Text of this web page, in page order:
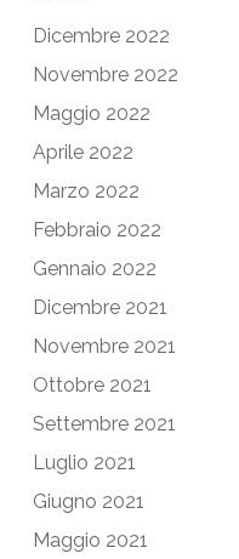
Dicembre 2022
Novembre 2022
Maggio 2022
Aprile 2022
Marzo 2022
Febbraio 2022
Gennaio 2022
Dicembre 2021
Novembre 2021
Ottobre 2021
Settembre 2021
Luglio 2021
Giugno 2021
Maggio 2021